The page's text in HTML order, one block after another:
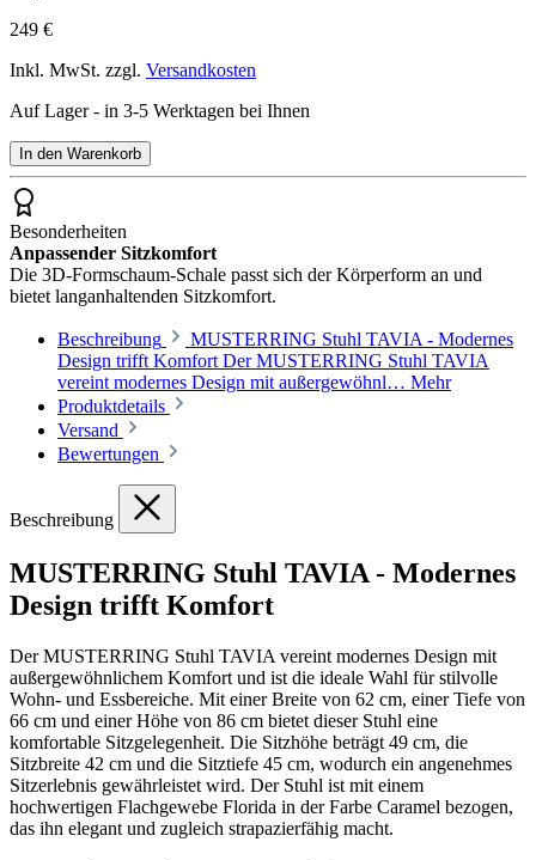
249 €
Inkl. MwSt. zzgl. Versandkosten
Auf Lager - in 3-5 Werktagen bei Ihnen
In den Warenkorb
Besonderheiten
Anpassender Sitzkomfort
Die 3D-Formschaum-Schale passt sich der Körperform an und
bietet langanhaltenden Sitzkomfort.
Beschreibung
MUSTERRING Stuhl TAVIA - Modernes
Design trifft Komfort Der MUSTERRING Stuhl TAVIA
vereint modernes Design mit außergewöhnl… Mehr
Produktdetails
Versand
Bewertungen
Beschreibung
MUSTERRING Stuhl TAVIA - Modernes
Design trifft Komfort
Der MUSTERRING Stuhl TAVIA vereint modernes Design mit
außergewöhnlichem Komfort und ist die ideale Wahl für stilvolle
Wohn- und Essbereiche. Mit einer Breite von 62 cm, einer Tiefe von
66 cm und einer Höhe von 86 cm bietet dieser Stuhl eine
komfortable Sitzgelegenheit. Die Sitzhöhe beträgt 49 cm, die
Sitzbreite 42 cm und die Sitztiefe 45 cm, wodurch ein angenehmes
Sitzerlebnis gewährleistet wird. Der Stuhl ist mit einem
hochwertigen Flachgewebe Florida in der Farbe Caramel bezogen,
das ihn elegant und zugleich strapazierfähig macht.